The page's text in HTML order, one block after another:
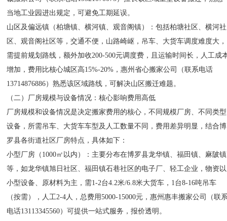
当地工业园进出规定，可避免工期延误。
山区及偏远镇（柏塘镇、横河镇、观音阁镇）：包括柏塘社区、横河社
区、观音阁社区等，交通不便，山路崎岖，吊车、大货车调度难度大，
需提前规划路线，额外加收200-500元调度费，且运输时间长，人工成
增加，费用比核心城区高15%-20%，惠州省心搬家公司（联系电话
13714876886）熟悉该区域路线，可解决山区搬迁难题。
（二）厂房规模与设备情况：核心影响费用高低
厂房规模和设备情况是决定搬家费用的核心，不同规模厂房、不同类型
设备，所需吊车、大货车车型及人工数量不同，费用差异明显，结合博
罗县各街道社区厂房特点，具体如下：
小型厂房（1000㎡以内）：主要分布在博罗县龙华镇、福田镇、麻陂镇
等，如龙华镇旭日社区、福田镇石巷社区的电子厂、轻工企业，物资以
小型设备、原材料为主，需1-2台4.2米/6.8米大货车，1台8-16吨吊车
（按需），人工2-4人，总费用5000-15000元，惠州惠丰搬家公司（联
电话13113345560）可提供一站式服务，报价透明。